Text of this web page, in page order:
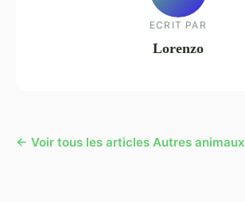
ECRIT PAR
Lorenzo
← Voir tous les articles Autres animaux